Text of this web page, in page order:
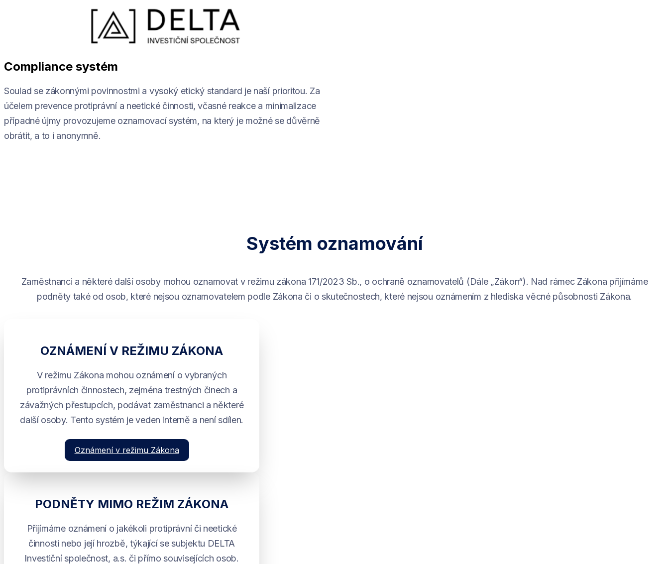
Compliance systém
Soulad se zákonnými povinnostmi a vysoký etický standard je naší prioritou. Za
účelem prevence protiprávní a neetické činnosti, včasné reakce a minimalizace
případné újmy provozujeme oznamovací systém, na který je možné se důvěrně
obrátit, a to i anonymně.
Systém oznamování
Zaměstnanci a některé další osoby mohou oznamovat v režimu zákona 171/2023 Sb., o ochraně oznamovatelů (Dále „Zákon“). Nad rámec Zákona přijímáme
podněty také od osob, které nejsou oznamovatelem podle Zákona či o skutečnostech, které nejsou oznámením z hlediska věcné působnosti Zákona.
OZNÁMENÍ V REŽIMU ZÁKONA
V režimu Zákona mohou oznámení o vybraných
protiprávních činnostech, zejména trestných činech a
závažných přestupcích, podávat zaměstnanci a některé
další osoby. Tento systém je veden interně a není sdílen.
Oznámení v režimu Zákona
PODNĚTY MIMO REŽIM ZÁKONA
Přijímáme oznámení o jakékoli protiprávní či neetické
činnosti nebo její hrozbě, týkající se subjektu DELTA
Investiční společnost, a.s. či přímo souvisejících osob.